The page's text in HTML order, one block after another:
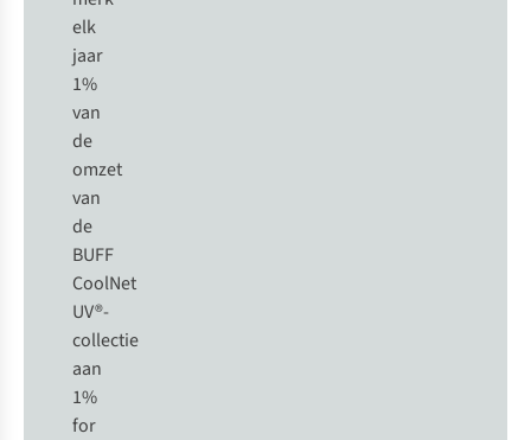
elk
jaar
1%
van
de
omzet
van
de
BUFF
CoolNet
UV®-
collectie
aan
1%
for